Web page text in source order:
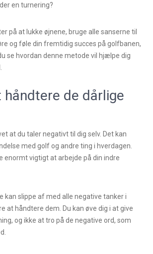
en turnering?
på at lukke øjnene, bruge alle sanserne til
og føle din fremtidig succes på golfbanen,
se hvordan denne metode vil hjælpe dig
håndtere de dårlige
at du taler negativt til dig selv. Det kan
med golf og andre ting i hverdagen.
enormt vigtigt at arbejde på din indre
kan slippe af med alle negative tanker i
at håndtere dem. Du kan øve dig i at give
og ikke at tro på de negative ord, som